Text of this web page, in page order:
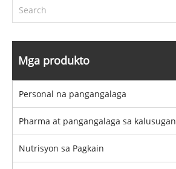
Mga produkto
Personal na pangangalaga
Pharma at pangangalaga sa kalusugan
Nutrisyon sa Pagkain